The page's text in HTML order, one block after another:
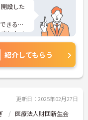
設した
きるの
におす
、さら
談くだ
紹介してもらう
更新日：2025年02月27日
医療法人財団新生会